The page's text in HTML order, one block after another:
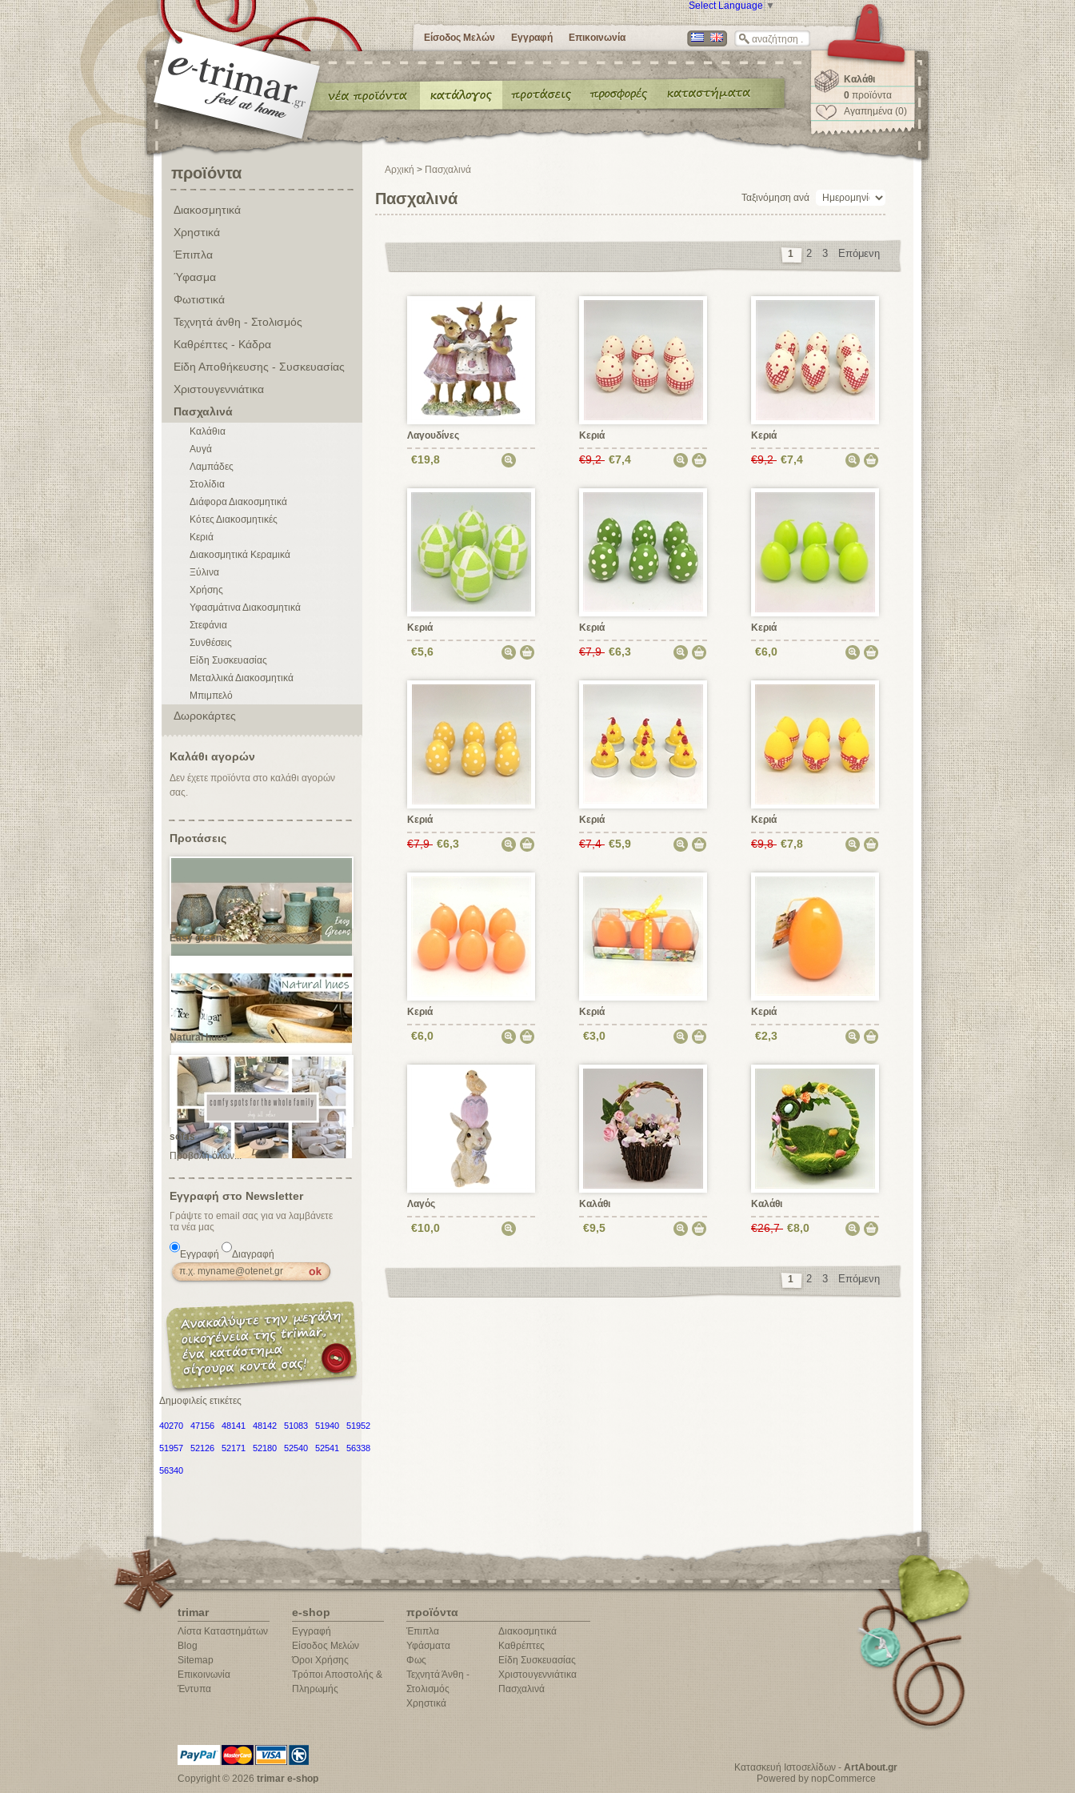
Select Language ▼
Είσοδος Μελών Εγγραφή Επικοινωνία
Καλάθι
0 προϊόντα
Αγαπημένα (0)
προϊόντα
Διακοσμητικά
Χρηστικά
Έπιπλα
Ύφασμα
Φωτιστικά
Τεχνητά άνθη - Στολισμός
Καθρέπτες - Κάδρα
Είδη Αποθήκευσης - Συσκευασίας
Χριστουγεννιάτικα
Πασχαλινά
Καλάθια
Αυγά
Λαμπάδες
Στολίδια
Διάφορα Διακοσμητικά
Κότες Διακοσμητικές
Κεριά
Διακοσμητικά Κεραμικά
Ξύλινα
Χρήσης
Υφασμάτινα Διακοσμητικά
Στεφάνια
Συνθέσεις
Είδη Συσκευασίας
Μεταλλικά Διακοσμητικά
Μπιμπελό
Δωροκάρτες
Καλάθι αγορών
Δεν έχετε προϊόντα στο καλάθι αγορών
σας.
Προτάσεις
Easy greens
Natural hues
sofas
Προβολή όλων...
Εγγραφή στο Newsletter
Γράψτε το email σας για να λαμβάνετε
τα νέα μας
Εγγραφή Διαγραφή
Δημοφιλείς ετικέτες
40270 47156 48141 48142 51083 51940 51952
51957 52126 52171 52180 52540 52541 56338
56340
Αρχική > Πασχαλινά
Πασχαλινά Ταξινόμηση ανά
1 2 3 Επόμενη
Λαγουδίνες
€19,8
Κεριά
€9,2 €7,4
Κεριά
€9,2 €7,4
Κεριά
€5,6
Κεριά
€7,9 €6,3
Κεριά
€6,0
Κεριά
€7,9 €6,3
Κεριά
€7,4 €5,9
Κεριά
€9,8 €7,8
Κεριά
€6,0
Κεριά
€3,0
Κεριά
€2,3
Λαγός
€10,0
Καλάθι
€9,5
Καλάθι
€26,7 €8,0
1 2 3 Επόμενη
trimar
Λίστα Καταστημάτων
Blog
Sitemap
Επικοινωνία
Έντυπα
e-shop
Εγγραφή
Είσοδος Μελών
Όροι Χρήσης
Τρόποι Αποστολής &
Πληρωμής
προϊόντα
Έπιπλα
Υφάσματα
Φως
Τεχνητά Άνθη -
Στολισμός
Χρηστικά
Διακοσμητικά
Καθρέπτες
Είδη Συσκευασίας
Χριστουγεννιάτικα
Πασχαλινά
Copyright © 2026 trimar e-shop
Κατασκευή Ιστοσελίδων - ArtAbout.gr
Powered by nopCommerce